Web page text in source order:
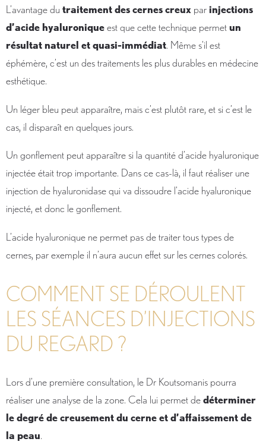
L’avantage du traitement des cernes creux parinjections
d’acide hyaluroniqueest que cette technique permetun
résultat naturel et quasi-immédiat. Même s’il est
éphémère, c’est un des traitements les plus durables en médecine
esthétique.
Un léger bleu peut apparaître, mais c’est plutôt rare, et si c’est le
cas, il disparaît en quelques jours.
Un gonflement peut apparaître si la quantité d’acide hyaluronique
injectée était trop importante. Dans ce cas-là, il faut réaliser une
injection de hyaluronidase qui va dissoudre l’acide hyaluronique
injecté, et donc le gonflement.
L’acide hyaluronique ne permet pas de traiter tous types de
cernes, par exemple il n’aura aucun effet sur les cernes colorés.
COMMENT SE DÉROULENT
LES SÉANCES D’INJECTIONS
DU REGARD ?
Lors d’une première consultation, le Dr Koutsomanis pourra
réaliser une analyse de la zone. Cela lui permet dedéterminer
le degré de creusement du cerne et d’affaissement de
la peau.